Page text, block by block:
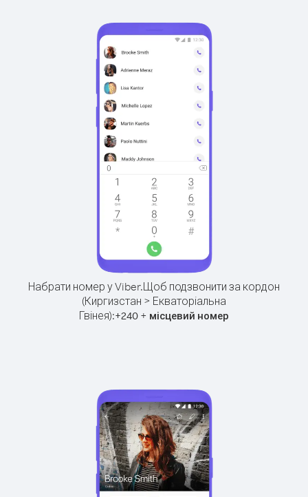
Набрати номер у Viber.Щоб подзвонити за кордон
(Киргизстан > Екваторіальна
Гвінея):+240 + місцевий номер